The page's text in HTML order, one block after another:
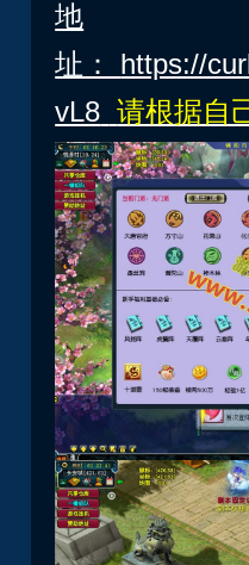
地
址： https://
vL8 请根据自